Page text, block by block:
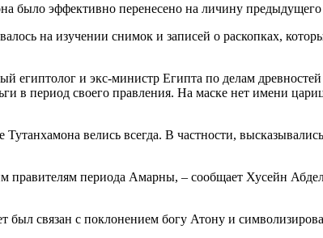
было эффективно перенесено на личину предыдущего
на изучении снимок и записей о раскопках,
египтолог и экс-министр Египта по делам
в период своего правления. На маске нет имени
велись всегда. В частности,
правителям периода Амарны, – сообщает Хусейн
был связан с поклонением богу Атону и